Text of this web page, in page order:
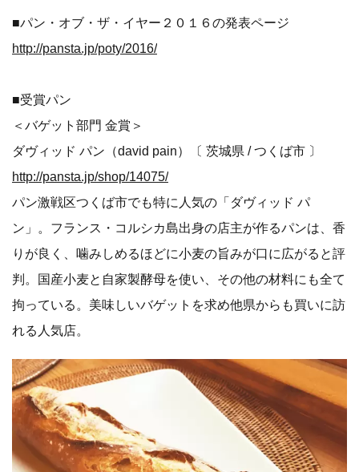
■パン・オブ・ザ・イヤー２０１６の発表ページ
http://pansta.jp/poty/2016/
■受賞パン
＜バゲット部門 金賞＞
ダヴィッド パン（david pain）〔 茨城県 / つくば市 〕
http://pansta.jp/shop/14075/
パン激戦区つくば市でも特に人気の「ダヴィッド パ
ン」。フランス・コルシカ島出身の店主が作るパンは、香
りが良く、噛みしめるほどに小麦の旨みが口に広がると評
判。国産小麦と自家製酵母を使い、その他の材料にも全て
拘っている。美味しいバゲットを求め他県からも買いに訪
れる人気店。